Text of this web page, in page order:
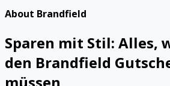
About Brandfield
Sparen mit Stil: Alles,
den Brandfield